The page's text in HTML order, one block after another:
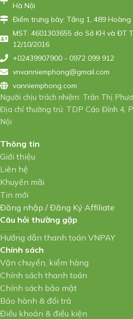
Hà Nội
Điểm trưng bày: Tầng 1, 489
MST: 4601303655 do Sở KH và ĐT
12/10/2016
+02439907900 - 0972 099 912
vnvanniemphong@gmail.com
vanniemphong.com
Người chịu trách nhiệm: Trần Thị
Địa chỉ thường trú: TDP Cáo Đỉnh 4,
Nội
Thông tin
Giới thiệu
Liên hệ
Khuyến mãi
Tin mới
Đăng nhập / Đăng Ký Affiliate
Câu hỏi thường gặp
Hướng dẫn thanh toán VNPAY
Chính sách
Vận chuyển, kiểm hàng
Chính sách thanh toán
Chính sách bảo mật
Bảo hành & đổi trả
Điều khoản & điều kiện